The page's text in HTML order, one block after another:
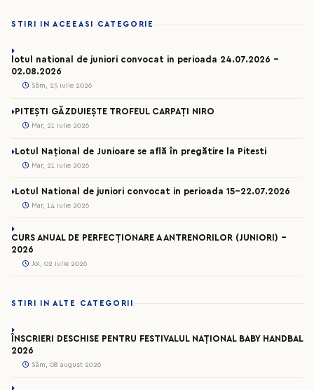
STIRI IN ACEEASI CATEGORIE
lotul national de juniori convocat in perioada 24.07.2026 –
02.08.2026
Sâm, 25 iulie 2026
PITEȘTI GĂZDUIEȘTE TROFEUL CARPAȚI NIRO
Mar, 21 iulie 2026
Lotul Național de Junioare se află în pregătire la Pitesti
Mar, 21 iulie 2026
Lotul National de juniori convocat in perioada 15-22.07.2026
Mar, 14 iulie 2026
CURS ANUAL DE PERFECȚIONARE A ANTRENORILOR (JUNIORI) -
2026
Joi, 02 iulie 2026
STIRI IN ALTE CATEGORII
ÎNSCRIERI DESCHISE PENTRU FESTIVALUL NAȚIONAL BABY HANDBAL
2026
Sâm, 08 august 2026